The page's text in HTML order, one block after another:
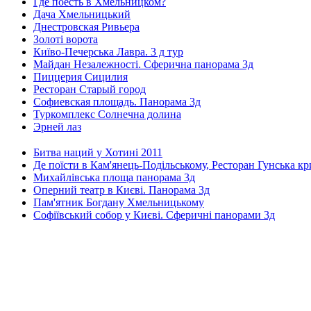
Дача Хмельницький
Днестровская Ривьера
Золоті ворота
Київо-Печерська Лавра. 3 д тур
Майдан Незалежності. Сферична панорама 3д
Пиццерия Сицилия
Ресторан Старый город
Софиевская площадь. Панорама 3д
Туркомплекс Солнечна долина
Эрней лаз
Битва наций у Хотині 2011
Де поїсти в Кам'янець-Подільському, Ресторан Гунська
Михайлівська площа панорама 3д
Оперний театр в Києві. Панорама 3д
Пам'ятник Богдану Хмельницькому
Софіївський собор у Києві. Сферичні панорами 3д